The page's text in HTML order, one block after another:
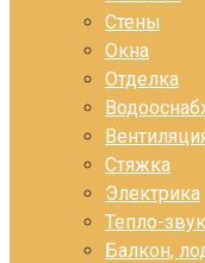
Стены
Окна
Отделка
Стяжка
Электрика
Тепло-
Балкон,